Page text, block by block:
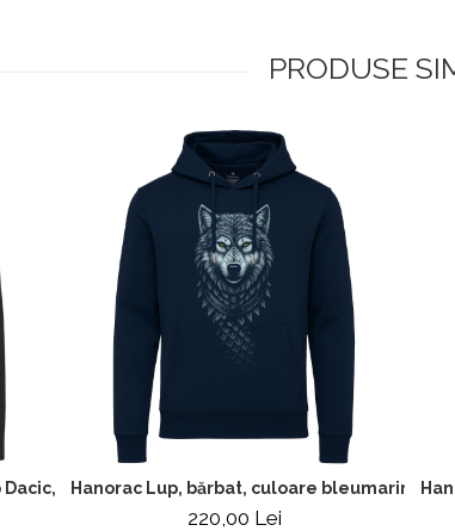
PRODUSE
bărbat, culoare neagră CDAC117
Hanorac Lup, bărbat, culoare bleumarin,
220,00 Lei